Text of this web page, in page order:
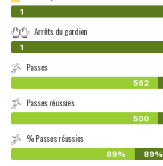
0
1
Arrêts du gardien
0
1
Passes
562
Passes réussies
500
% Passes réussies
89% 89%